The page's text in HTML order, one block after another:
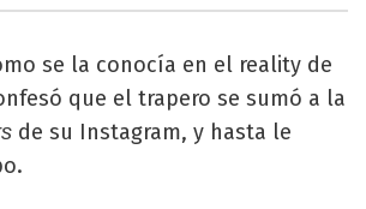
se la conocía en el reality de
que el trapero se sumó a la
de su Instagram, y hasta le